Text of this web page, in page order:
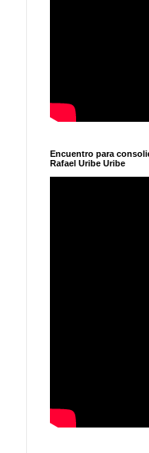
Encuentro para
Rafael Uribe Uribe